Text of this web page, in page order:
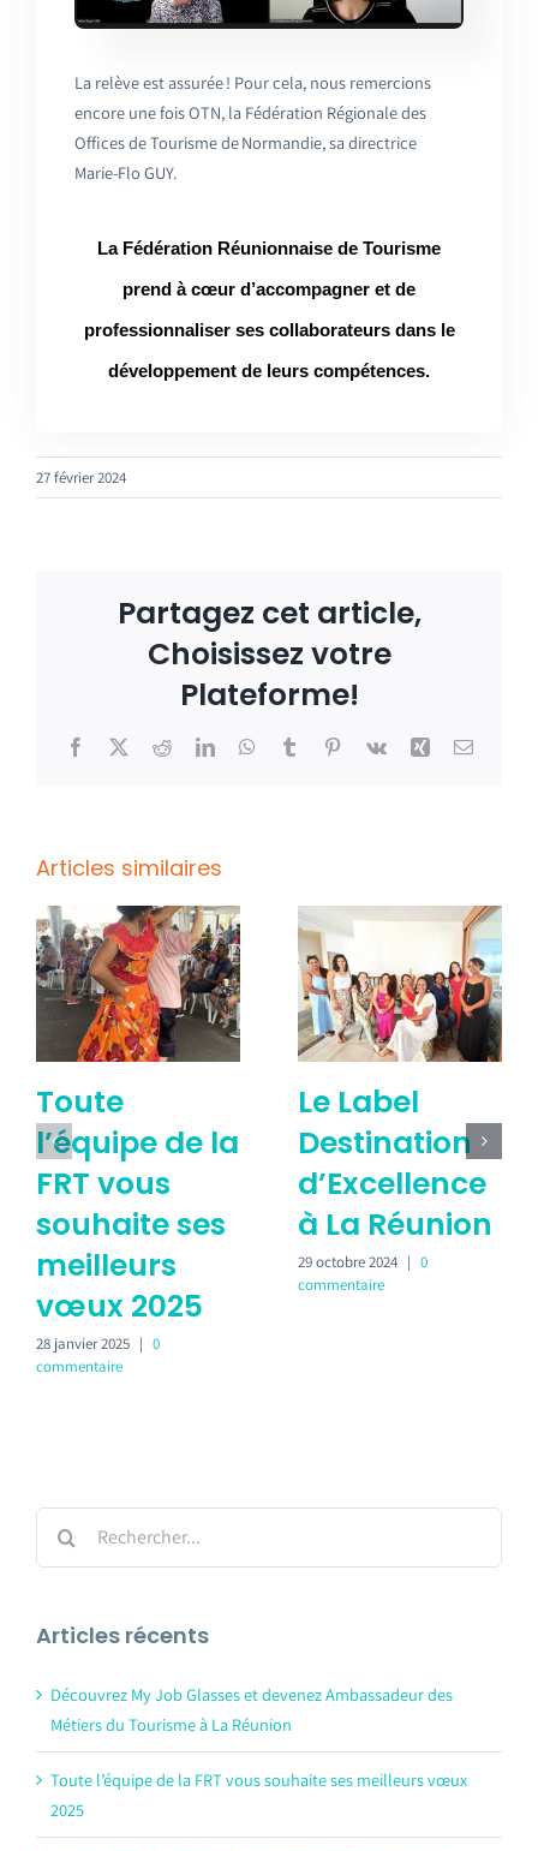
La relève est assurée ! Pour cela, nous remercions
encore une fois OTN, la Fédération Régionale des
Offices de Tourisme de Normandie, sa directrice
Marie-Flo GUY.
La Fédération Réunionnaise de Tourisme
prend à cœur d’accompagner et de
professionnaliser ses collaborateurs dans le
développement de leurs compétences.
27 février 2024
Partagez cet article,
Choisissez votre
Plateforme!
Facebook
X RedditLinkedInWhatsApp
TumblrPinterest
Vk Xing Email
Articles similaires
Toute
l’équipe de la
FRT vous
souhaite ses
meilleurs
vœux 2025
28 janvier 2025 | 0
commentaire
Le Label
Destination
d’Excellence
à La Réunion
29 octobre 2024 | 0
commentaire
Articles récents
Découvrez My Job Glasses et devenez Ambassadeur des
Métiers du Tourisme à La Réunion
Toute l’équipe de la FRT vous souhaite ses meilleurs vœux
2025